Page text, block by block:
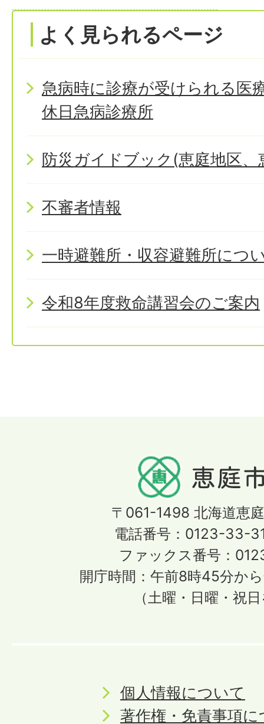
よく見られるページ
急病時に診療が受けられる医
休日急病診療所
防災ガイドブック(恵庭地区
不審者情報
一時避難所・収容避難所につ
令和8年度救命講習会のご案内
〒061-1498 北海道恵
電話番号：0123-33-
ファックス番号：
開庁時間：午前8時45分か
（土曜・日曜・祝
個人情報について
著作権・免責事項